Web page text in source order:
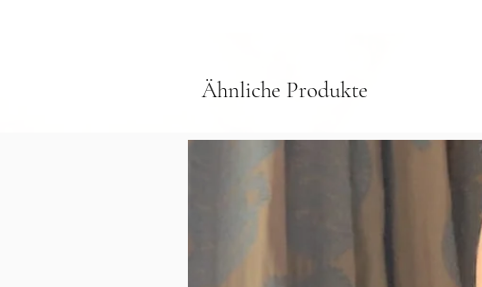
Ähnliche Produkte